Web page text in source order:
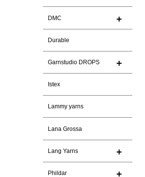
DMC
Durable
Garnstudio DROPS
Istex
Lammy yarns
Lana Grossa
Lang Yarns
Phildar
Christel Vanderlinden
Snelle levering. En prima garen